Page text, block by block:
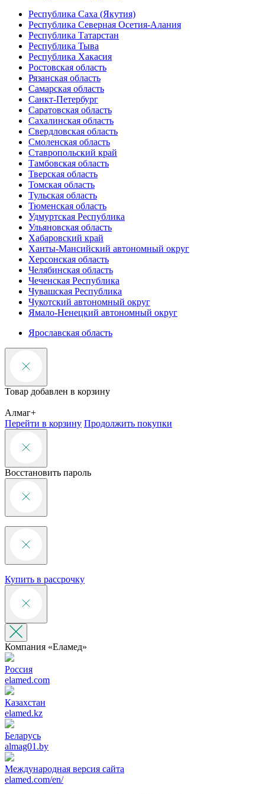
Республика Саха (Якутия)
Республика Северная Осетия-Алания
Республика Татарстан
Республика Тыва
Республика Хакасия
Ростовская область
Рязанская область
Самарская область
Санкт-Петербург
Саратовская область
Сахалинская область
Свердловская область
Смоленская область
Ставропольский край
Тамбовская область
Тверская область
Томская область
Тульская область
Тюменская область
Удмуртская Республика
Ульяновская область
Хабаровский край
Ханты-Мансийский автономный округ
Херсонская область
Челябинская область
Чеченская Республика
Чувашская Республика
Чукотский автономный округ
Ямало-Ненецкий автономный округ
Ярославская область
Товар добавлен в корзину
Алмаг+
Перейти в корзину Продолжить покупки
Восстановить пароль
Купить в рассрочку
Компания «‎Еламед»
Россия
elamed.com
Казахстан
elamed.kz
Беларусь
almag01.by
Международная версия сайта
elamed.com/en/